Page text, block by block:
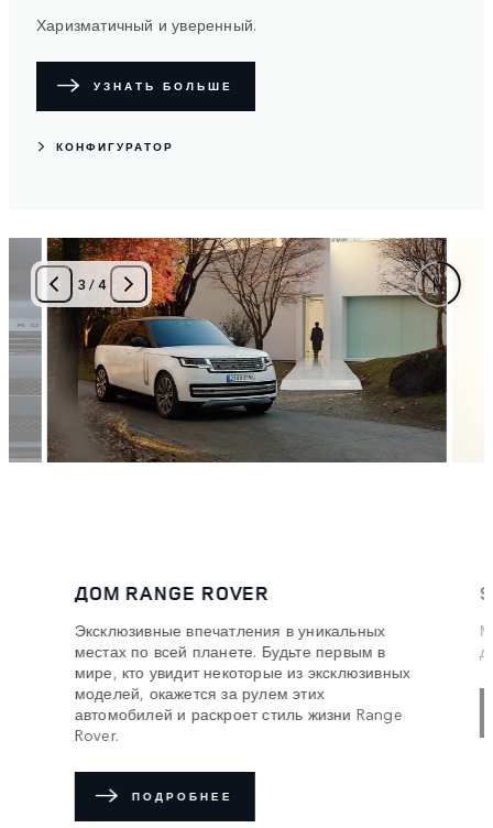
Харизматичный и уверенный.
УЗНАТЬ БОЛЬШЕ
КОНФИГУРАТОР
4/4
ДОМ RANGE ROVER
Эксклюзивные впечатления в уникальных
местах по всей планете. Будьте первым в
мире, кто увидит некоторые из эксклюзивных
моделей, окажется за рулем этих
автомобилей и раскроет стиль жизни Range
ПОДРОБНЕЕ
SV
Мы
делаете